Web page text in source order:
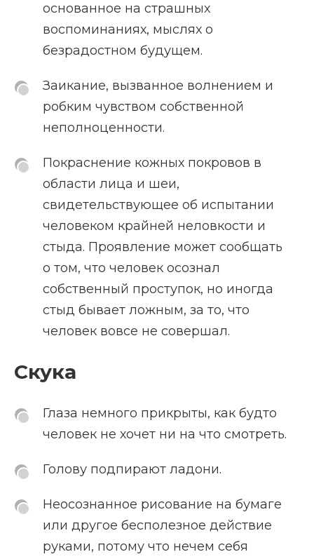
основанное на страшных
воспоминаниях, мыслях о
безрадостном будущем.
Заикание, вызванное волнением и
робким чувством собственной
неполноценности.
Покраснение кожных покровов в
области лица и шеи,
свидетельствующее об испытании
человеком крайней неловкости и
стыда. Проявление может сообщать
о том, что человек осознал
собственный проступок, но иногда
стыд бывает ложным, за то, что
человек вовсе не совершал.
Скука
Глаза немного прикрыты, как будто
человек не хочет ни на что смотреть.
Голову подпирают ладони.
Неосознанное рисование на бумаге
или другое бесполезное действие
руками, потому что нечем себя